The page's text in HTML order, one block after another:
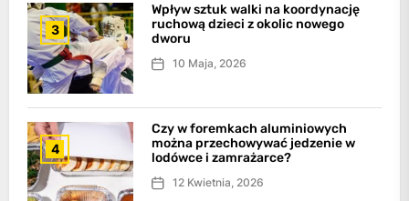
3
Wpływ sztuk walki na koordynację
ruchową dzieci z okolic nowego
dworu
10 Maja, 2026
4
Czy w foremkach aluminiowych
można przechowywać jedzenie w
lodówce i zamrażarce?
12 Kwietnia, 2026